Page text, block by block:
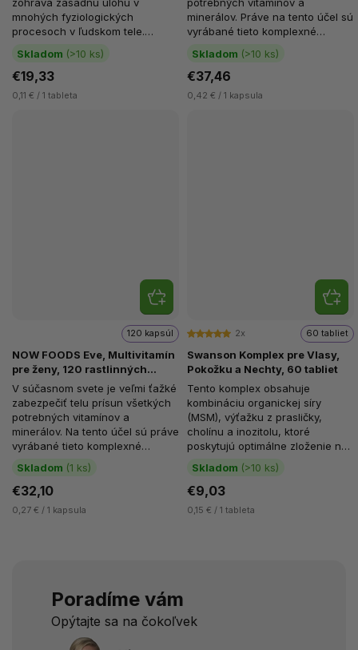
Skladom (>10 ks)
€19,33
0,11 € / 1 tableta
zohráva zásadnú úlohu v
mnohých fyziologických
procesoch v ľudskom tele.
Predovšetkým v súvislosti s
únavou, vyčerpaním,...
Skladom (>10 ks)
€37,46
0,42 € / 1 kapsula
potrebných vitamínov a
minerálov. Práve na tento účel sú
vyrábané tieto komplexné
multivitamíny. NOW FOODS
Adam...
NOW FOODS Eve, Multivitamín
pre ženy, 120 rastlinných
kapsúl
Skladom (1 ks)
120 kapsúl
€32,10
0,27 € / 1 kapsula
V súčasnom svete je veľmi ťažké
zabezpečiť telu prísun všetkých
potrebných vitamínov a
minerálov. Na tento účel sú práve
vyrábané tieto komplexné
multivitamíny. NOW FOODS Eve
je...
Swanson Komplex pre Vlasy,
Pokožku a Nechty, 60 tabliet
2x
Skladom (>10 ks)
60 tabliet
€9,03
0,15 € / 1 tableta
Tento komplex obsahuje
kombináciu organickej síry
(MSM), výťažku z prasličky,
cholínu a inozitolu, ktoré
poskytujú optimálne zloženie na
výživu a posilnenie vlasov,
pokožky a...
Poradíme vám
Opýtajte sa na čokoľvek